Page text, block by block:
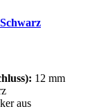
12 mm
aus